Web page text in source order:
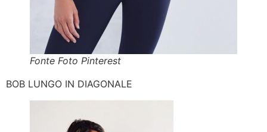
Fonte Foto Pinterest
BOB LUNGO IN DIAGONALE